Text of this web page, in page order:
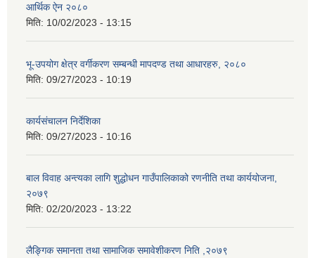
आर्थिक ऐन २०८०
मिति: 10/02/2023 - 13:15
भू-उपयोग क्षेत्र वर्गीकरण सम्बन्धी मापदण्ड तथा आधारहरु, २०८०
मिति: 09/27/2023 - 10:19
कार्यसंचालन निर्देशिका
मिति: 09/27/2023 - 10:16
बाल विवाह अन्त्यका लागि शुद्धोधन गाउँपालिकाको रणनीति तथा कार्ययोजना,
२०७९
मिति: 02/20/2023 - 13:22
लैङ्गिक समानता तथा सामाजिक समावेशीकरण निति ,२०७९